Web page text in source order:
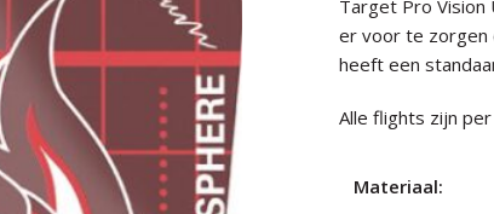
Target Pro Vision
er voor te zorgen
heeft een
Alle flights zijn
Materiaal: